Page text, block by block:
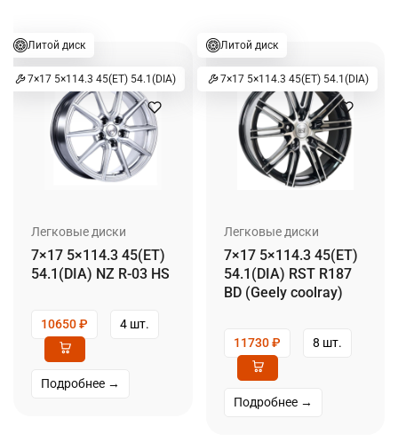
Литой диск
7×17 5×114.3 45(ET) 54.1(DIA)
Легковые диски
7×17 5×114.3 45(ET)
54.1(DIA) NZ R-03 HS
10650₽ 4 шт.
Подробнее →
Литой диск
7×17 5×114.3 45(ET) 54.1(DIA)
Легковые диски
7×17 5×114.3 45(ET)
54.1(DIA) RST R187
BD (Geely coolray)
11730₽ 8 шт.
Подробнее →